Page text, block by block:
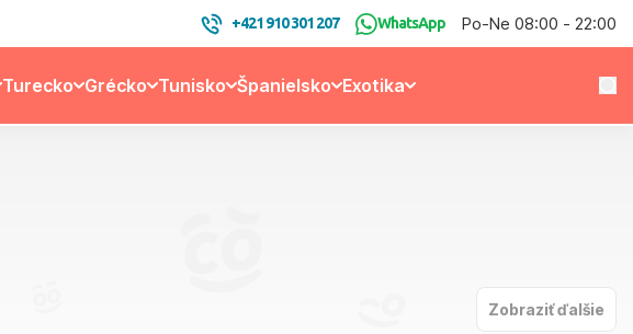
+421 910 301 207 WhatsApp Po-Ne 08:00 - 22:00
Turecko Grécko Tunisko Španielsko Exotika
Zobraziť ďalšie